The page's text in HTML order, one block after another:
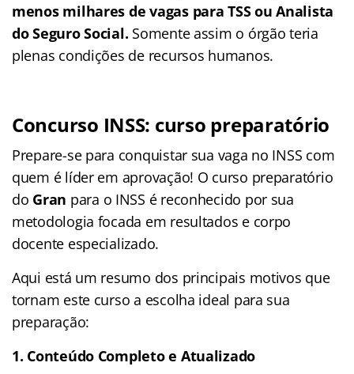
menos milhares de vagas para TSS ou Analista
do Seguro Social. Somente assim o órgão teria
plenas condições de recursos humanos.
Concurso INSS: curso preparatório
Prepare-se para conquistar sua vaga no INSS com
quem é líder em aprovação! O curso preparatório
do Gran para o INSS é reconhecido por sua
metodologia focada em resultados e corpo
docente especializado.
Aqui está um resumo dos principais motivos que
tornam este curso a escolha ideal para sua
preparação:
1. Conteúdo Completo e Atualizado